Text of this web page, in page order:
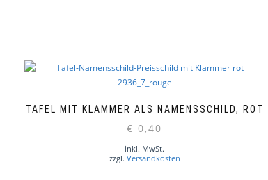
TAFEL MIT KLAMMER ALS NAMENSSCHILD, ROT
€ 0,40
inkl. MwSt.
zzgl. Versandkosten